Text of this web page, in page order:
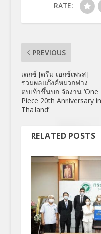
RATE:
PREVIOUS
เดกซ์ [ดรีม เอกซ์เพรส]
รวมพลแก๊งค์หมวกฟาง
ตบเท้าขึ้นบก จัดงาน ‘One
Piece 20th Anniversary in
Thailand’
RELATED POSTS